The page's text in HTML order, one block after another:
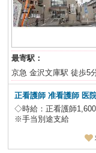
最寄駅：
京急 金沢文庫駅 徒歩5
正看護師 准看護師 医
◇時給：正看護師
※手当別途支給